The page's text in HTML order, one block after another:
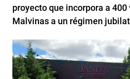
proyecto que incorpora a 400
Malvinas a un régimen